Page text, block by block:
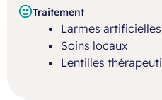
Traitement
Larmes artificielles
Soins locaux
Lentilles